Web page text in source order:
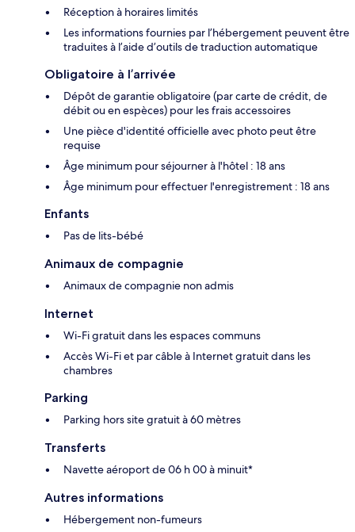
Réception à horaires limités
Les informations fournies par l’hébergement peuvent être
traduites à l’aide d’outils de traduction automatique
Obligatoire à l’arrivée
Dépôt de garantie obligatoire (par carte de crédit, de
débit ou en espèces) pour les frais accessoires
Une pièce d'identité officielle avec photo peut être
requise
Âge minimum pour séjourner à l'hôtel : 18 ans
Âge minimum pour effectuer l'enregistrement : 18 ans
Enfants
Pas de lits-bébé
Animaux de compagnie
Animaux de compagnie non admis
Internet
Wi-Fi gratuit dans les espaces communs
Accès Wi-Fi et par câble à Internet gratuit dans les
chambres
Parking
Parking hors site gratuit à 60 mètres
Transferts
Navette aéroport de 06 h 00 à minuit*
Autres informations
Hébergement non-fumeurs